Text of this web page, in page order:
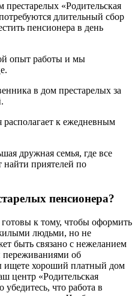
престарелых «Родительская
длительный сбор
пенсионера в день
опыт работы и мы
в дом престарелых за
располагает к ежедневным
дружная семья, где все
приятелей по
пенсионера?
к тому, чтобы оформить
людьми, но не
быть связано с нежеланием
переживаниями об
ищете хороший платный дом
центр «Родительская
что работа в